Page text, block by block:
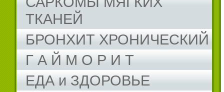
ТКАНЕЙ
БРОНХИТ ХРОНИЧЕСКИЙ
Г А Й М О Р И Т
ЕДА и ЗДОРОВЬЕ